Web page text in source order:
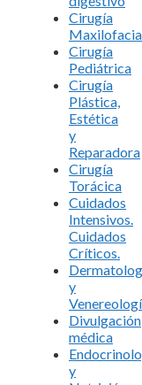
Cirugía
Cirugía
Pediátrica
Cirugía
Plástica,
Estética
y
Reparadora
Cirugía
Torácica
Cuidados
Intensivos.
Cuidados
Críticos.
y
Divulgación
médica
y